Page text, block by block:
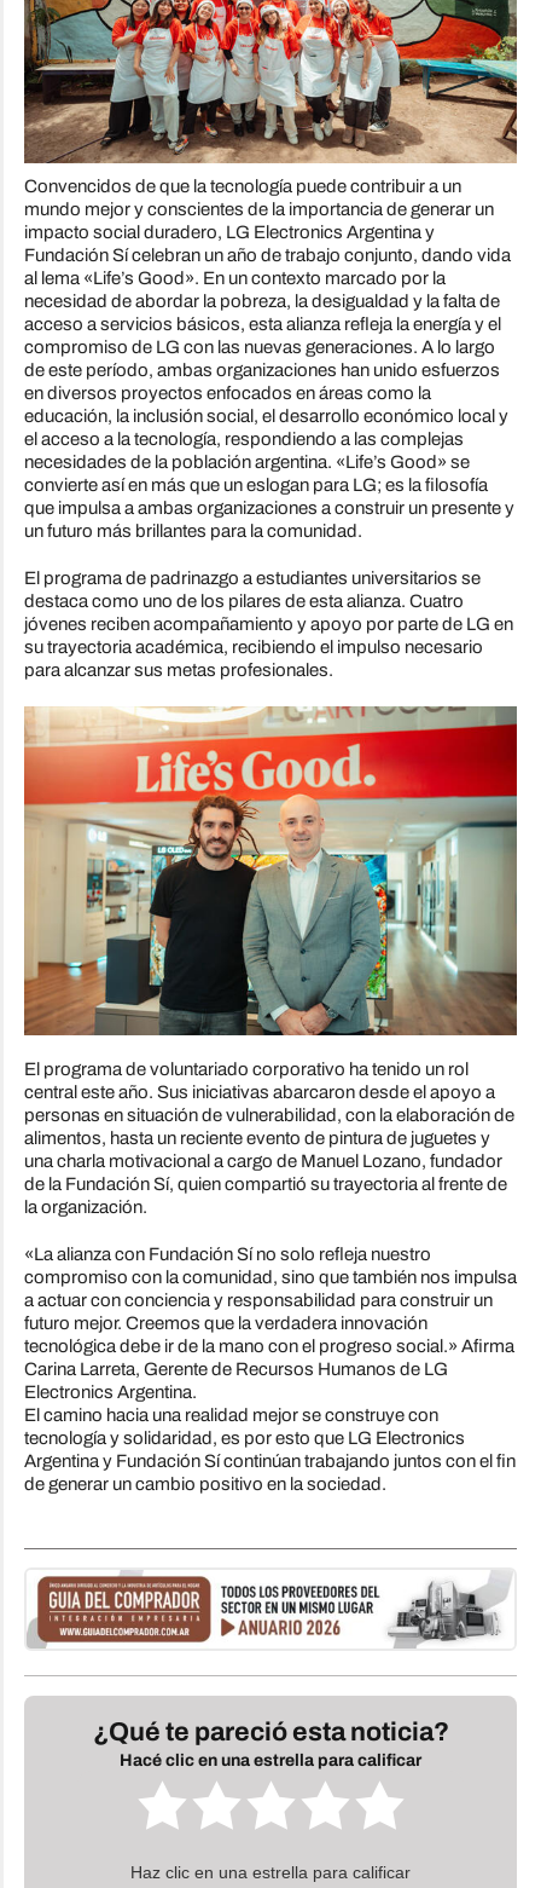
Convencidos de que la tecnología puede contribuir a un
mundo mejor y conscientes de la importancia de generar un
impacto social duradero, LG Electronics Argentina y
Fundación Sí celebran un año de trabajo conjunto, dando vida
al lema «Life’s Good». En un contexto marcado por la
necesidad de abordar la pobreza, la desigualdad y la falta de
acceso a servicios básicos, esta alianza refleja la energía y el
compromiso de LG con las nuevas generaciones. A lo largo
de este período, ambas organizaciones han unido esfuerzos
en diversos proyectos enfocados en áreas como la
educación, la inclusión social, el desarrollo económico local y
el acceso a la tecnología, respondiendo a las complejas
necesidades de la población argentina. «Life’s Good» se
convierte así en más que un eslogan para LG; es la filosofía
que impulsa a ambas organizaciones a construir un presente y
un futuro más brillantes para la comunidad.
El programa de padrinazgo a estudiantes universitarios se
destaca como uno de los pilares de esta alianza. Cuatro
jóvenes reciben acompañamiento y apoyo por parte de LG en
su trayectoria académica, recibiendo el impulso necesario
para alcanzar sus metas profesionales.
El programa de voluntariado corporativo ha tenido un rol
central este año. Sus iniciativas abarcaron desde el apoyo a
personas en situación de vulnerabilidad, con la elaboración de
alimentos, hasta un reciente evento de pintura de juguetes y
una charla motivacional a cargo de Manuel Lozano, fundador
de la Fundación Sí, quien compartió su trayectoria al frente de
la organización.
«La alianza con Fundación Sí no solo refleja nuestro
compromiso con la comunidad, sino que también nos impulsa
a actuar con conciencia y responsabilidad para construir un
futuro mejor. Creemos que la verdadera innovación
tecnológica debe ir de la mano con el progreso social.» Afirma
Carina Larreta, Gerente de Recursos Humanos de LG
Electronics Argentina.
El camino hacia una realidad mejor se construye con
tecnología y solidaridad, es por esto que LG Electronics
Argentina y Fundación Sí continúan trabajando juntos con el fin
de generar un cambio positivo en la sociedad.
¿Qué te pareció esta noticia?
Hacé clic en una estrella para calificar
Haz clic en una estrella para calificar